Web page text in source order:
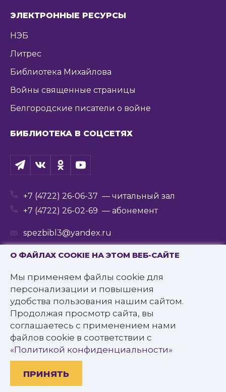
О ФАЙЛАХ COOKIE НА ЭТОМ ВЕБ-САЙТЕ
Мы применяем файлы cookie для
персонализации и повышения
удобства пользования нашим сайтом.
Продолжая просмотр сайта, вы
соглашаетесь с применением нами
файлов cookie в соответствии с
«Политикой конфиденциальности»
ПРИНЯТЬ
ЭЛЕКТРОННЫЕ РЕСУРСЫ
НЭБ
Литрес
Библиотека Михайлова
Войны священные страницы
Белгородские писатели о войне
БИБЛИОТЕКА В СОЦСЕТЯХ
+7 (4722) 26-06-37 — читальный зал
+7 (4722) 26-02-69 — абонемент
spezbibl3@yandex.ru
© 2016—2022 Государственное бюджетное
учреждение культуры
«Белгородская государственная специальная
библиотека для слепых им. В.Я. Ерошенко».
Все права защищены.
Политика конфиденциальности
Разработано: